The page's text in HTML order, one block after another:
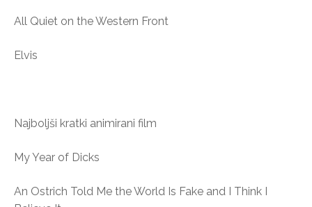
All Quiet on the Western Front
Elvis
Najboljši kratki animirani film
My Year of Dicks
An Ostrich Told Me the World Is Fake and I Think I